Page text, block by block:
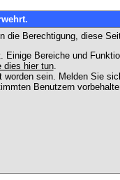
die Berechtigung, diese
Einige Bereiche und
dies hier tun.
worden sein. Melden Sie
Benutzern